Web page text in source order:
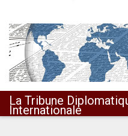
La Tribune
Internationale